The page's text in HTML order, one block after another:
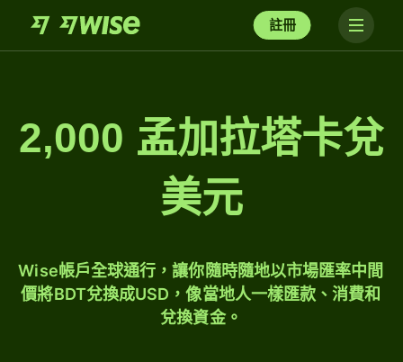
註冊
2,000 孟加拉塔卡兌
美元
Wise帳戶全球通行，讓你隨時隨地以市場匯率中間
價將BDT兌換成USD，像當地人一樣匯款、消費和
兌換資金。